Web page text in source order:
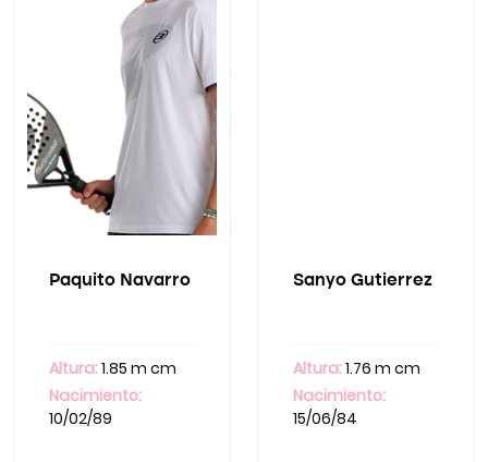
Paquito Navarro
Altura:1.85 m cm
Nacimiento:
10/02/89
Sanyo Gutierrez
Altura:1.76 m cm
Nacimiento:
15/06/84